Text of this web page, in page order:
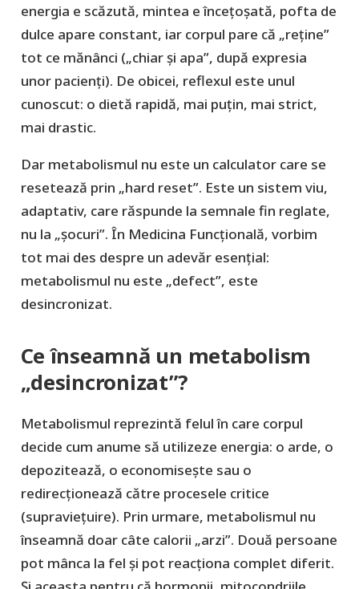
energia e scăzută, mintea e încețoșată, pofta de
dulce apare constant, iar corpul pare că „reține”
tot ce mănânci („chiar şi apa”, după expresia
unor pacienţi). De obicei, reflexul este unul
cunoscut: o dietă rapidă, mai puțin, mai strict,
mai drastic.
Dar metabolismul nu este un calculator care se
resetează prin „hard reset”. Este un sistem viu,
adaptativ, care răspunde la semnale fin reglate,
nu la „şocuri”. În Medicina Funcțională, vorbim
tot mai des despre un adevăr esențial:
metabolismul nu este „defect”, este
desincronizat.
Ce înseamnă un metabolism
„desincronizat”?
Metabolismul reprezintă felul în care corpul
decide cum anume să utilizeze energia: o arde, o
depozitează, o economisește sau o
redirecționează către procesele critice
(supraviețuire). Prin urmare, metabolismul nu
înseamnă doar câte calorii „arzi”. Două persoane
pot mânca la fel și pot reacționa complet diferit.